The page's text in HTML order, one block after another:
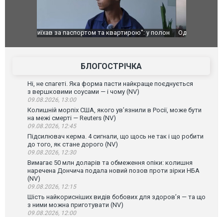
Одесу накрила потужна злива з градом та
Вже
БЛОГОСТРІЧКА
Ні, не спагеті. Яка форма пасти найкраще поєднується
з вершковими соусами — і чому (NV)
09.08.2026, 13:00
Колишній морпіх США, якого ув’язнили в Росії, може бути
на межі смерті — Reuters (NV)
09.08.2026, 12:45
Підсилювач керма. 4 сигнали, що щось не так і що робити
до того, як стане дорого (NV)
09.08.2026, 12:30
Вимагає 50 млн доларів та обмеження опіки: колишня
наречена Дончича подала новий позов проти зірки НБА
(NV)
09.08.2026, 12:15
Шість найкорисніших видів бобових для здоров’я — та що
з ними можна приготувати (NV)
09.08.2026, 12:00